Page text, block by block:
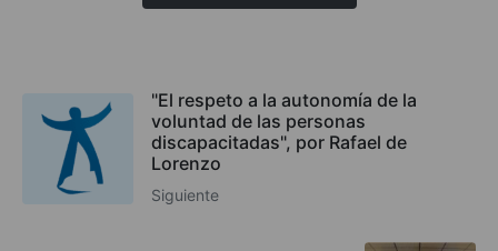
"El respeto a la autonomía de la
voluntad de las personas
discapacitadas", por Rafael de
Lorenzo
Siguiente